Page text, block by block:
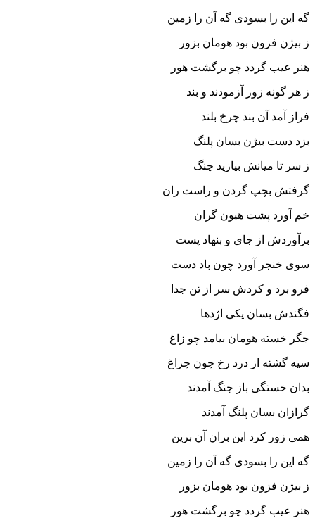
گه این را بسودى گه آن را زمین‏
ز بیژن فزون بود هومان بزور
هنر عیب گردد چو برگشت هور
ز هر گونه زور آزمودند و بند
فراز آمد آن بند چرخ بلند
بزد دست بیژن بسان پلنگ
ز سر تا میانش بیازید چنگ‏
گرفتش بچپ گردن و راست ران
خم آورد پشت هیون گران‏
برآوردش از جاى و بنهاد پست
سوى خنجر آورد چون باد دست‏
فرو برد و کردش سر از تن جدا
فگندش بسان یکى اژدها
جگر خسته هومان بیامد چو زاغ
سیه گشته از درد رخ چون چراغ‏
بدان خستگى باز جنگ آمدند
گرازان بسان پلنگ آمدند
همى زور کرد این بران آن برین
گه این را بسودى گه آن را زمین‏
ز بیژن فزون بود هومان بزور
هنر عیب گردد چو برگشت هور